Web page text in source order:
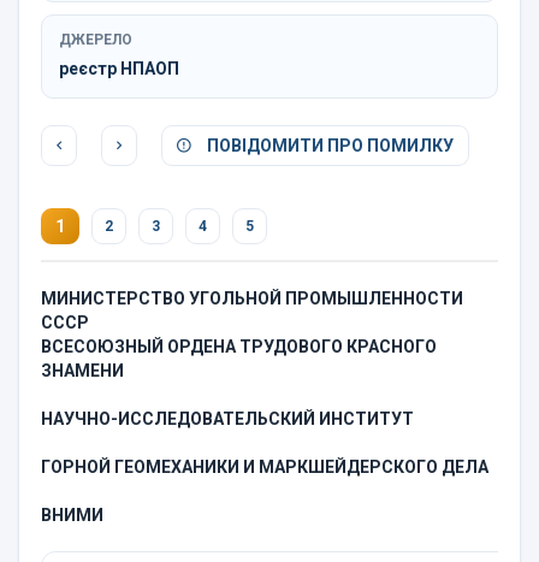
ДЖЕРЕЛО
реєстр НПАОП
ПОВІДОМИТИ ПРО ПОМИЛКУ
1 2 3 4 5
МИНИСТЕРСТВО УГОЛЬНОЙ ПРОМЫШЛЕННОСТИ
СССР
ВСЕСОЮЗНЫЙ ОРДЕНА ТРУДОВОГО КРАСНОГО
ЗНАМЕНИ
НАУЧНО-ИССЛЕДОВАТЕЛЬСКИЙ ИНСТИТУТ
ГОРНОЙ ГЕОМЕХАНИКИ И МАРКШЕЙДЕРСКОГО ДЕЛА
ВНИМИ